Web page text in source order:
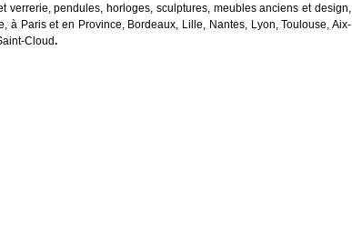
verrerie, pendules, horloges, sculptures, meubles anciens et design,
à Paris et en Province, Bordeaux, Lille, Nantes, Lyon, Toulouse, Aix-
Cloud.